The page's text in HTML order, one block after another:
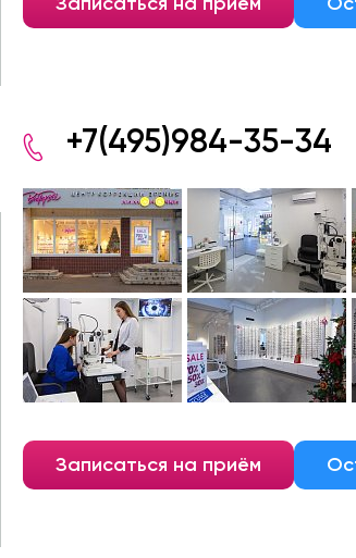
+7(495)984-35-34
Записаться на приём